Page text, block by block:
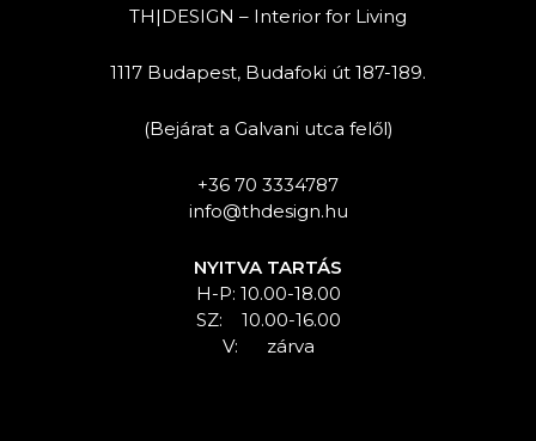
TH|DESIGN – Interior for Living
1117 Budapest, Budafoki út 187-189.
(Bejárat a Galvani utca felől)
+36 70 3334787
info@thdesign.hu
NYITVA TARTÁS
H-P: 10.00-18.00
SZ: 10.00-16.00
V: zárva